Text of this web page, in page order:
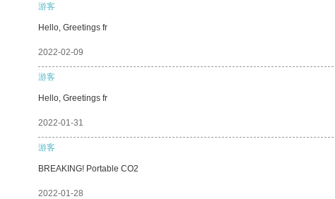
游客
Hello, Greetings fr
2022-02-09
游客
Hello, Greetings fr
2022-01-31
游客
BREAKING! Portable CO2
2022-01-28